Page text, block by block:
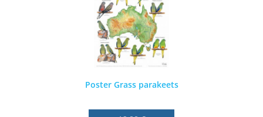
Poster Grass parakeets